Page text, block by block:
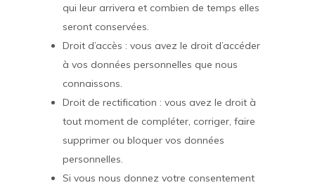
qui leur arrivera et combien de temps elles
seront conservées.
Droit d’accès : vous avez le droit d’accéder
à vos données personnelles que nous
connaissons.
Droit de rectification : vous avez le droit à
tout moment de compléter, corriger, faire
supprimer ou bloquer vos données
personnelles.
Si vous nous donnez votre consentement